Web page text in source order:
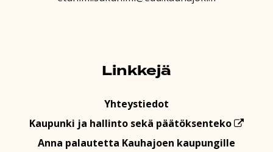
Linkkejä
Yhteystiedot
Kaupunki ja hallinto sekä päätöksenteko
Anna palautetta Kauhajoen kaupungille